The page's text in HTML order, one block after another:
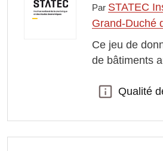
surface-utile-type-de-
Par STATEC
Grand-Duché
Ce jeu de
de bâtiments
Qualité
Qualité